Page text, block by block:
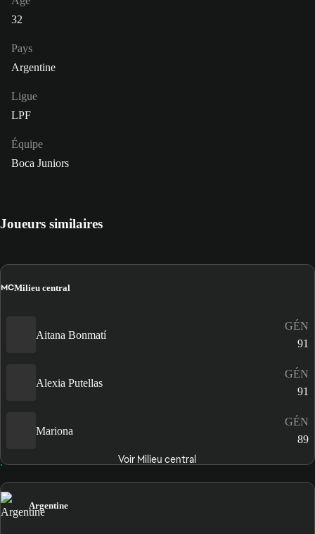
32
Pays
Argentine
Ligue
LPF
Équipe
Boca Juniors
Joueurs similaires
MCMilieu central
Aitana Bonmatí
GÉN
91
Alexia Putellas
GÉN
91
Mariona
GÉN
89
Voir Milieu central
Argentine